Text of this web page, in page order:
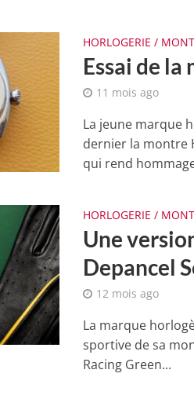
HORLOGERIE /
Essai de
11 mois ago
La jeune marque
dernier la montre
qui rend
HORLOGERIE /
Une
Depancel
12 mois ago
La marque
sportive de sa
Racing Green...